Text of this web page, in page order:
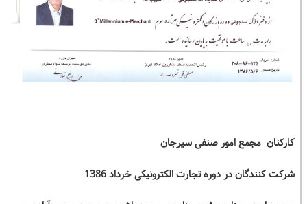
کارکنان مجمع امور صنفی سیرجان
شرکت کنندگان در دوره تجارت الکترونیکی خرداد 1386